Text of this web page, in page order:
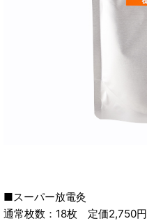
■スーパー放電灸
通常枚数：18枚 定価2,750円